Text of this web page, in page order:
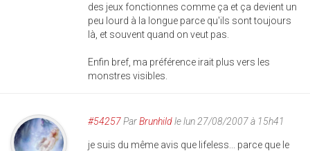
des jeux fonctionnes comme ça et ça devient un
peu lourd à la longue parce qu'ils sont toujours
là, et souvent quand on veut pas.
Enfin bref, ma préférence irait plus vers les
monstres visibles.
#54257ParBrunhildle lun 27/08/2007 à 15h41
je suis du même avis que lifeless... parce que le